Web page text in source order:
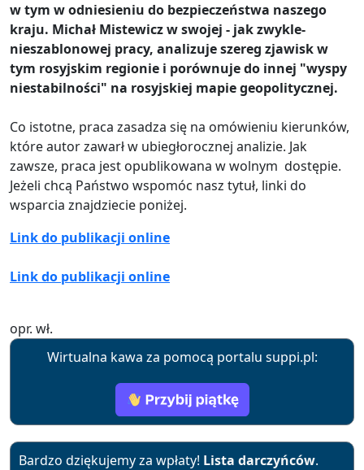
w tym w odniesieniu do bezpieczeństwa naszego
kraju. Michał Mistewicz w swojej - jak zwykle-
nieszablonowej pracy, analizuje szereg zjawisk w
tym rosyjskim regionie i porównuje do innej "wyspy
niestabilności" na rosyjskiej mapie geopolitycznej.
Co istotne, praca zasadza się na omówieniu kierunków,
które autor zawarł w ubiegłorocznej analizie. Jak
zawsze, praca jest opublikowana w wolnym dostępie.
Jeżeli chcą Państwo wspomóc nasz tytuł, linki do
wsparcia znajdziecie poniżej.
Link do publikacji online
Link do publikacji online
opr. wł.
Wirtualna kawa za pomocą portalu suppi.pl:
Bardzo dziękujemy za wpłaty! Lista darczyńców.